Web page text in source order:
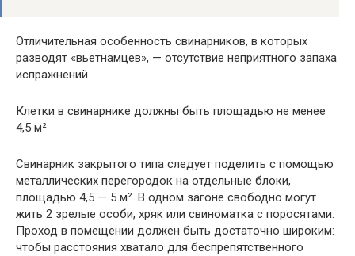
Отличительная особенность свинарников, в которых
разводят «вьетнамцев», — отсутствие неприятного запаха
испражнений.
Клетки в свинарнике должны быть площадью не менее
4,5 м²
Свинарник закрытого типа следует поделить с помощью
металлических перегородок на отдельные блоки,
площадью 4,5 — 5 м². В одном загоне свободно могут
жить 2 зрелые особи, хряк или свиноматка с поросятами.
Проход в помещении должен быть достаточно широким:
чтобы расстояния хватало для беспрепятственного